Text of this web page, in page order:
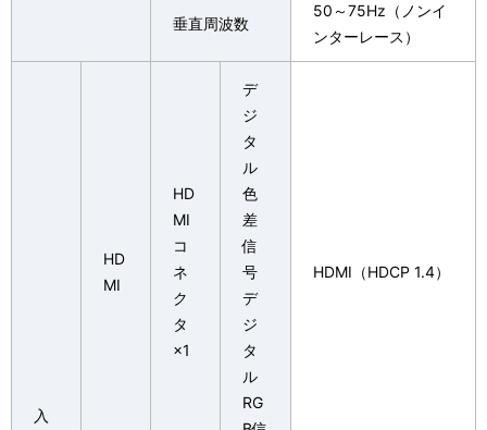
垂直周波数
50～75Hz（ノンイ
ンターレース）
入
HD
MI
HD
MI
コ
ネ
ク
タ
×1
デ
ジ
タ
ル
色
差
信
号
デ
ジ
タ
ル
RG
HDMI（HDCP 1.4）